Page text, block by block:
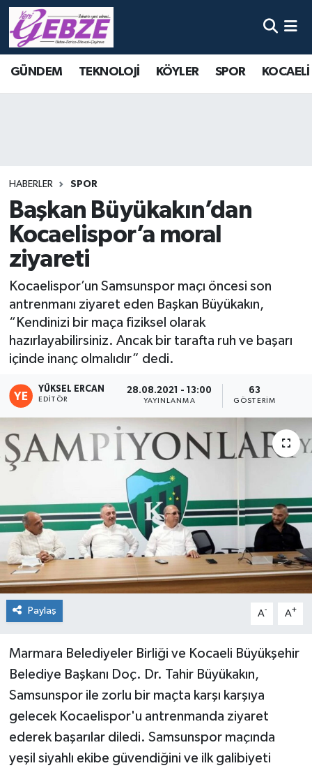
GÜNDEM TEKNOLOJİ KÖYLER SPOR
HABERLER SPOR
Başkan Büyükakın’dan
Kocaelispor’a moral
ziyareti
Kocaelispor’un Samsunspor maçı öncesi son
antrenmanı ziyaret eden Başkan Büyükakın,
“Kendinizi bir maça fiziksel olarak
hazırlayabilirsiniz. Ancak bir tarafta ruh ve başarı
içinde inanç olmalıdır” dedi.
YÜKSEL ERCAN
EDITÖR
28.08.2021 - 13:00
YAYINLANMA
63
GÖSTERIM
Paylaş A- A+
Marmara Belediyeler Birliği ve Kocaeli Büyükşehir
Belediye Başkanı Doç. Dr. Tahir Büyükakın,
Samsunspor ile zorlu bir maçta karşı karşıya
gelecek Kocaelispor'u antrenmanda ziyaret
ederek başarılar diledi. Samsunspor maçında
yeşil siyahlı ekibe güvendiğini ve ilk galibiyeti
Nöbetçi Eczaneler
Tüm Manşetler
Son Dakika Haberleri
Haber Arşivi